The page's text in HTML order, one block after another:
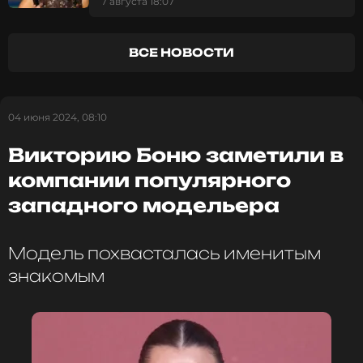
ВСЕ НОВОСТИ
04 июня 2024, 08:10
Викторию Боню заметили в
компании популярного
западного модельера
Модель похвасталась именитым
знакомым